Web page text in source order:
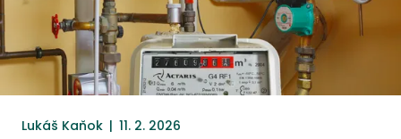
Lukáš Kaňok | 11. 2. 2026